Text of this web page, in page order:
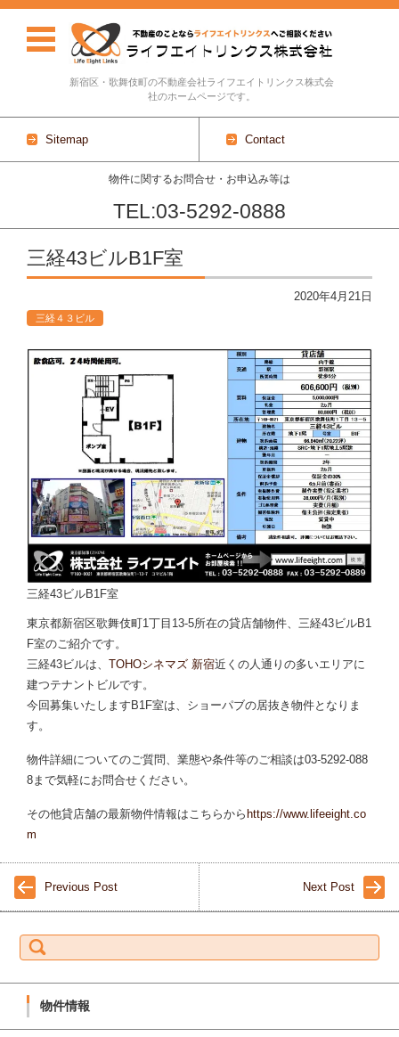
新宿区・歌舞伎町の不動産会社ライフエイトリンクス株式会
社のホームページです。
Sitemap Contact
物件に関するお問合せ・お申込み等は
TEL:03-5292-0888
Skip to content
三経43ビルB1F室
2020年4月21日
三経４３ビル
三経43ビルB1F室
東京都新宿区歌舞伎町1丁目13-5所在の貸店舗物件、三経43ビルB1
F室のご紹介です。
三経43ビルは、 TOHOシネマズ 新宿近くの人通りの多いエリアに
建つテナントビルです。
今回募集いたしますB1F室は、ショーパブの居抜き物件となりま
す。
物件詳細についてのご質問、業態や条件等のご相談は03-5292-088
8まで気軽にお問合せください。
その他貸店舗の最新物件情報はこちらからhttps://www.lifeeight.co
m
Previous Post Next Post
e
r
h
物件情報